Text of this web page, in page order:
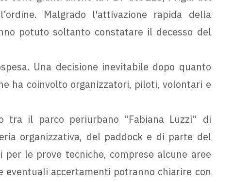
Malgrado l'attivazione rapida della
potuto soltanto constatare il decesso del
Una decisione inevitabile dopo quanto
ha coinvolto organizzatori, piloti, volontari e
tra il parco periurbano “Fabiana Luzzi” di
organizzativa, del paddock e di parte del
le prove tecniche, comprese alcune aree
eventuali accertamenti potranno chiarire con